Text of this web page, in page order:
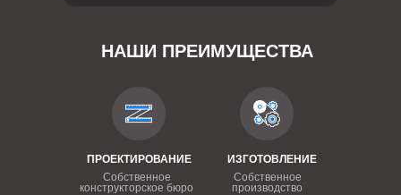
НАШИ ПРЕИМУЩЕСТВА
ПРОЕКТИРОВАНИЕ
Собственное
конструкторское бюро
ИЗГОТОВЛЕНИЕ
Собственное
производство